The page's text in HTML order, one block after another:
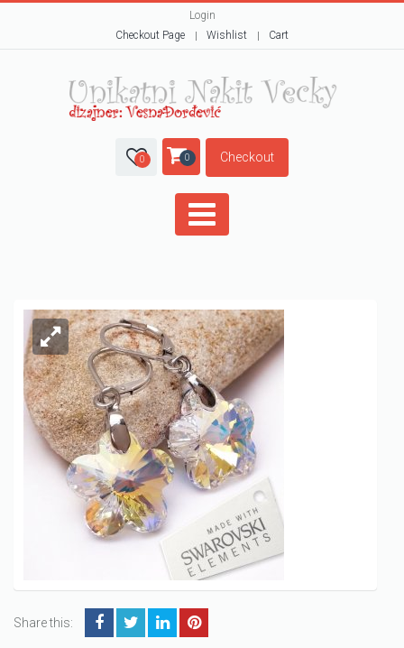
Login
Checkout Page
Wishlist Cart
0 0 Checkout
Share this: